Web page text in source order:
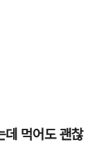
먹어도 괜찮